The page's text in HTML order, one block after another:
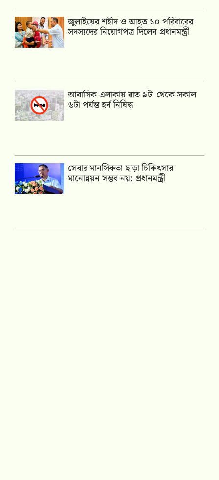
জুলাইয়ের শহীদ ও আহত ১০ পরিবারের
সদস্যদের নিয়োগপত্র দিলেন প্রধানমন্ত্রী
আবাসিক এলাকায় রাত ৯টা থেকে সকাল
৬টা পর্যন্ত হর্ন নিষিদ্ধ
সেবার মানসিকতা ছাড়া চিকিৎসার
মানোন্নয়ন সম্ভব নয়: প্রধানমন্ত্রী